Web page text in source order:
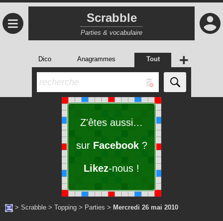
≡ Scrabble
Parties & vocabulaire
Dico Anagrammes Tout +
Z'êtes aussi…
sur Facebook?
Likez-nous !
> Scrabble > Topping > Parties > Mercredi 26 mai 2010